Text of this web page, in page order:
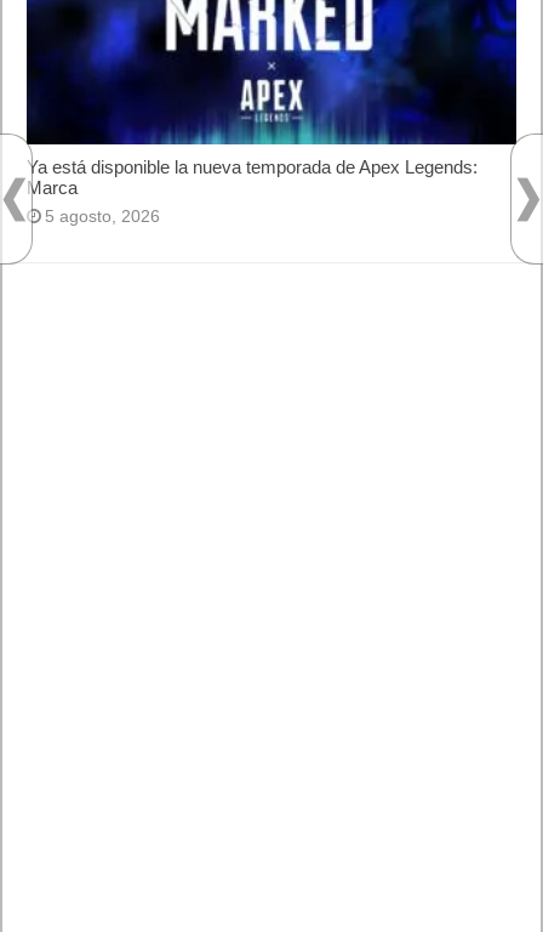
Ya está disponible la nueva temporada de Apex Legends:
Marca
5 agosto, 2026